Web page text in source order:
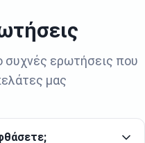
συχνές ερωτήσεις που
μας